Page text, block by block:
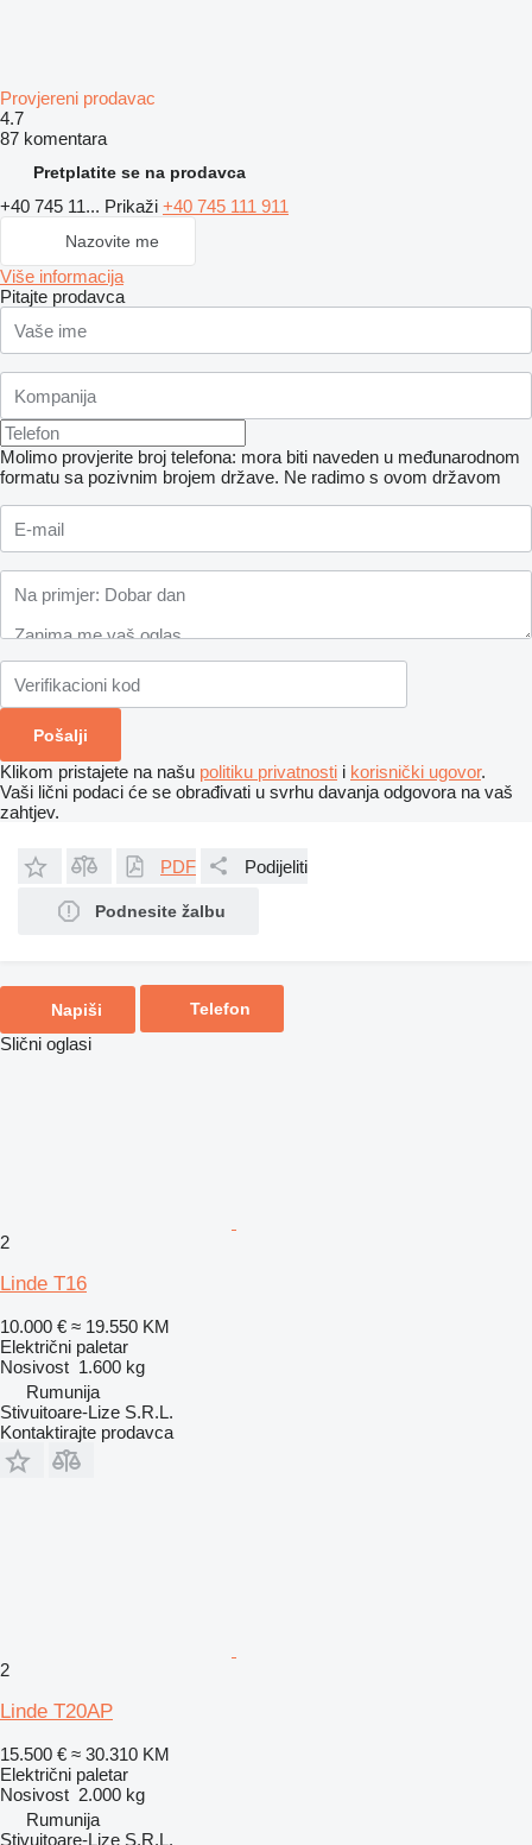
Provjereni prodavac
4.7
87 komentara
Pretplatite se na prodavca
+40 745 11... Prikaži +40 745 111 911
Nazovite me
Više informacija
Pitajte prodavca
Molimo provjerite broj telefona: mora biti naveden u međunarodnom
formatu sa pozivnim brojem države. Ne radimo s ovom državom
Klikom pristajete na našu politiku privatnosti i korisnički ugovor.
Vaši lični podaci će se obrađivati ​​u svrhu davanja odgovora na vaš
zahtjev.
PDF Podijeliti
Podnesite žalbu
Napiši Telefon
Slični oglasi
2
Linde T16
10.000 € ≈ 19.550 KM
Električni paletar
Nosivost 1.600 kg
Rumunija
Stivuitoare-Lize S.R.L.
Kontaktirajte prodavca
2
Linde T20AP
15.500 € ≈ 30.310 KM
Električni paletar
Nosivost 2.000 kg
Rumunija
Stivuitoare-Lize S.R.L.